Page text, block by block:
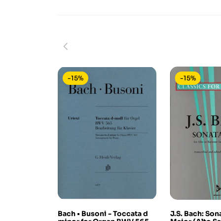
Bach • Busoni - Toccata d
-15%
J.S. Bach:
-15%